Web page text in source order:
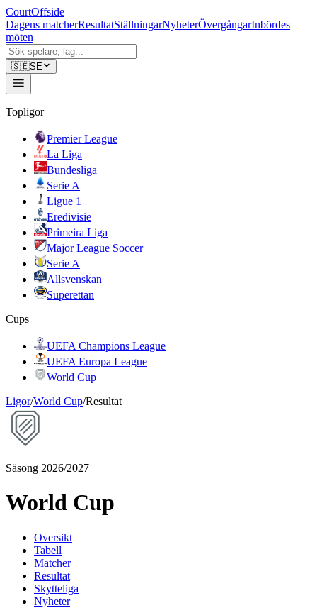
CourtOffside
Dagens matcherResultatStällningarNyheterÖvergångarInbördes
möten
🇸🇪SE
Topligor
Premier League
La Liga
Bundesliga
Serie A
Ligue 1
Eredivisie
Primeira Liga
Major League Soccer
Serie A
Allsvenskan
Superettan
Cups
UEFA Champions League
UEFA Europa League
World Cup
Ligor/World Cup/Resultat
Säsong 2026/2027
World Cup
Oversikt
Tabell
Matcher
Resultat
Skytteliga
Nyheter